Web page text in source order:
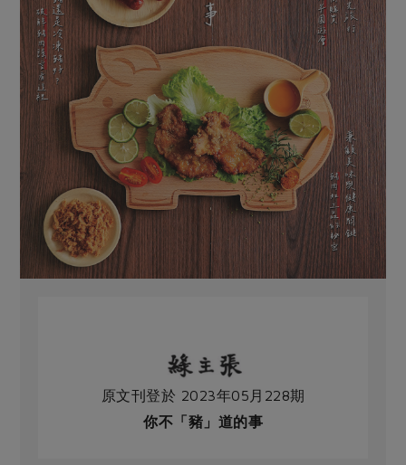
原文刊登於 2023年05月228期
你不「豬」道的事